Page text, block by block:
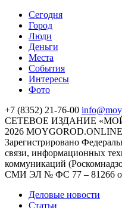
Cегодня
Город
Люди
Деньги
Места
События
Интересы
Фото
+7 (8352) 21-76-00
СЕТЕВОЕ ИЗДАНИЕ
2026 MOYGOROD.ONLINE
Зарегистрировано
связи, информационных
коммуникаций
СМИ ЭЛ № ФС 77 – 81266
Деловые новости
Статьи